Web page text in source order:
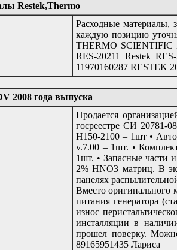
Restek,Thermo
Расходные материалы,
каждую позицию
THERMO SCIENTIFIC
RES-20211 Restek
11970160287 RESTEK
2008 года выпуска
Продается
госреестре СИ 20781-
H150-2100 – 1шт •
v.7.00 – 1шт. •
1шт. • Запасные части
2% HNO3 матриц. В
панелях
Вместо оригинального
питания генератора
износ
инсталляции в
прошел поверку.
89165951435 Лариса